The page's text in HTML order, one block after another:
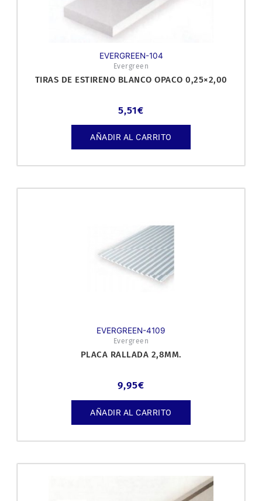
EVERGREEN-104
Evergreen
TIRAS DE ESTIRENO BLANCO OPACO 0,25×2,00
5,51€
AÑADIR AL CARRITO
EVERGREEN-4109
Evergreen
PLACA RALLADA 2,8MM.
9,95€
AÑADIR AL CARRITO